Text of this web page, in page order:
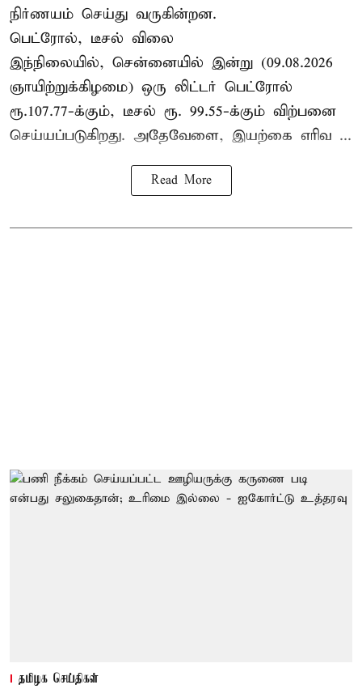
நிர்ணயம் செய்து வருகின்றன.
பெட்ரோல், டீசல் விலை
இந்நிலையில், சென்னையில் இன்று (09.08.2026
ஞாயிற்றுக்கிழமை) ஒரு லிட்டர் பெட்ரோல்
ரூ.107.77-க்கும், டீசல் ரூ. 99.55-க்கும் விற்பனை
செய்யப்படுகிறது. அதேவேளை, இயற்கை எரிவ ...
Read More
தமிழக செய்திகள்